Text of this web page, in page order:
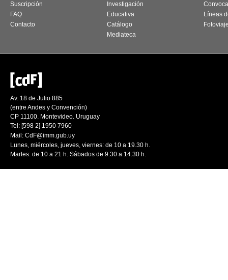
Suscripción
FAQ
Contacto
Investigación
Educativa
Catálogo
Mediateca
Líneas
Av. 18 de Julio 885
(entre Andes y Convención)
CP 11100. Montevideo. Uruguay
Tel: [598 2] 1950 7960
Mail: CdF@imm.gub.uy
Lunes, miércoles, jueves, viernes: de 10 a 19.30 h.
Martes: de 10 a 21 h. Sábados de 9.30 a 14.30 h.